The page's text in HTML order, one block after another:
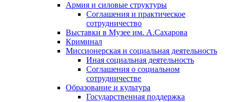
Армия и силовые структуры
Соглашения и практическое
сотрудничество
Выставки в Музее им. А.Сахарова
Криминал
Миссионерская и социальная деятельность
Иная социальная деятельность
Соглашения о социальном
сотрудничестве
Образование и культура
Государственная поддержка